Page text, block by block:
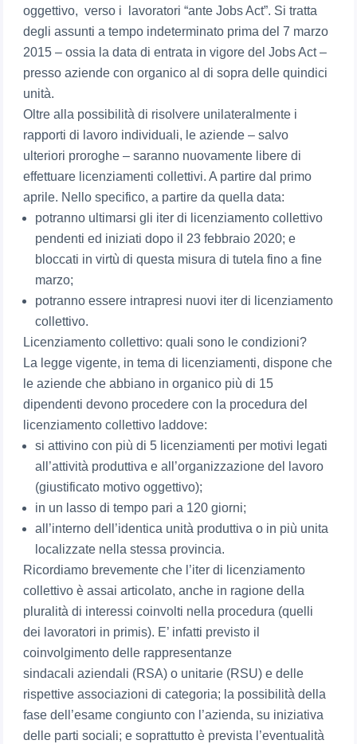
oggettivo, verso i lavoratori “ante Jobs Act”. Si tratta
degli assunti a tempo indeterminato prima del 7 marzo
2015 – ossia la data di entrata in vigore del Jobs Act –
presso aziende con organico al di sopra delle quindici
unità.
Oltre alla possibilità di risolvere unilateralmente i
rapporti di lavoro individuali, le aziende – salvo
ulteriori proroghe – saranno nuovamente libere di
effettuare licenziamenti collettivi. A partire dal primo
aprile. Nello specifico, a partire da quella data:
potranno ultimarsi gli iter di licenziamento collettivo
pendenti ed iniziati dopo il 23 febbraio 2020; e
bloccati in virtù di questa misura di tutela fino a fine
marzo;
potranno essere intrapresi nuovi iter di licenziamento
collettivo.
Licenziamento collettivo: quali sono le condizioni?
La legge vigente, in tema di licenziamenti, dispone che
le aziende che abbiano in organico più di 15
dipendenti devono procedere con la procedura del
licenziamento collettivo laddove:
si attivino con più di 5 licenziamenti per motivi legati
all’attività produttiva e all’organizzazione del lavoro
(giustificato motivo oggettivo);
in un lasso di tempo pari a 120 giorni;
all’interno dell’identica unità produttiva o in più unita
localizzate nella stessa provincia.
Ricordiamo brevemente che l’iter di licenziamento
collettivo è assai articolato, anche in ragione della
pluralità di interessi coinvolti nella procedura (quelli
dei lavoratori in primis). E’ infatti previsto il
coinvolgimento delle rappresentanze
sindacali aziendali (RSA) o unitarie (RSU) e delle
rispettive associazioni di categoria; la possibilità della
fase dell’esame congiunto con l’azienda, su iniziativa
delle parti sociali; e soprattutto è prevista l’eventualità